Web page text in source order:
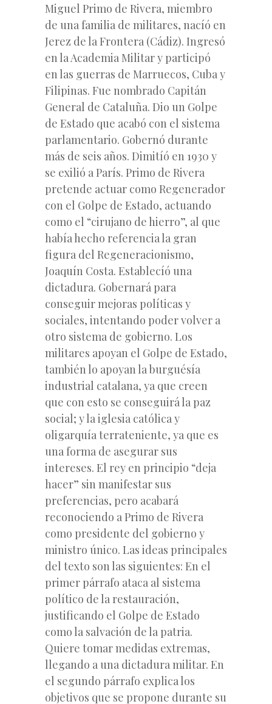
Miguel Primo de Rivera, miembro
de una familia de militares, nacíó en
Jerez de la Frontera (Cádiz). Ingresó
en la Academia Militar y participó
en las guerras de Marruecos, Cuba y
Filipinas. Fue nombrado Capitán
General de Cataluña. Dio un Golpe
de Estado que acabó con el sistema
parlamentario. Gobernó durante
más de seis años. Dimitíó en 1930 y
se exilió a París. Primo de Rivera
pretende actuar como Regenerador
con el Golpe de Estado, actuando
como el “cirujano de hierro”, al que
había hecho referencia la gran
figura del Regeneracionismo,
Joaquín Costa. Establecíó una
dictadura. Gobernará para
conseguir mejoras políticas y
sociales, intentando poder volver a
otro sistema de gobierno. Los
militares apoyan el Golpe de Estado,
también lo apoyan la burguésía
industrial catalana, ya que creen
que con esto se conseguirá la paz
social; y la iglesia católica y
oligarquía terrateniente, ya que es
una forma de asegurar sus
intereses. El rey en principio “deja
hacer” sin manifestar sus
preferencias, pero acabará
reconociendo a Primo de Rivera
como presidente del gobierno y
ministro único. Las ideas principales
del texto son las siguientes: En el
primer párrafo ataca al sistema
político de la restauración,
justificando el Golpe de Estado
como la salvación de la patria.
Quiere tomar medidas extremas,
llegando a una dictadura militar. En
el segundo párrafo explica los
objetivos que se propone durante su